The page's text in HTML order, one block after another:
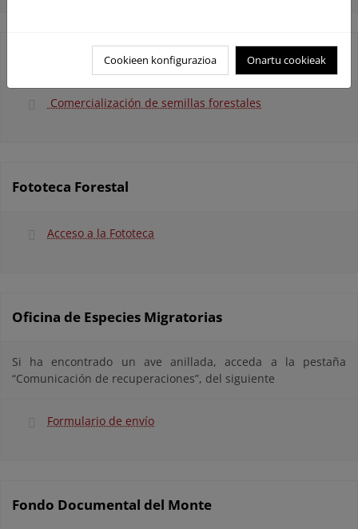
Comercialización de semillas forestales
Comercialización de semillas forestales
Fototeca Forestal
Acceso a la Fototeca
Oficina de Especies Migratorias
Si ha encontrado un ave anillada, acceda a la pestaña
“Comunicación de recuperaciones”, del siguiente
Formulario de envío
Fondo Documental del Monte
Cookieen konfigurazioa Onartu cookieak